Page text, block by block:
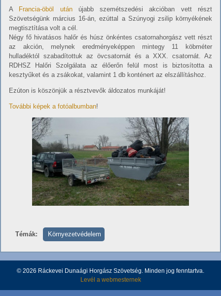
A Francia-öböl utánújabb szemétszedési akcióban vett részt
Szövetségünk március 16-án, ezúttal a Szúnyogi zsilip környékének
megtisztítása volt a cél.
Négy fő hivatásos halőr és húsz önkéntes csatornahorgász vett részt
az akción, melynek eredményeképpen mintegy 11 köbméter
hulladéktól szabadítottuk az övcsatornát és a XXX. csatornát. Az
RDHSZ Halőri Szolgálata az élőerőn felül most is biztosította a
kesztyűket és a zsákokat, valamint 1 db konténert az elszállításhoz.
Ezúton is köszönjük a résztvevők áldozatos munkáját!
További képek a fotóalbumban!
Témák: Környezetvédelem
© 2026 Ráckevei Dunaági Horgász Szövetség. Minden jog fenntartva.
Levél a webmesternek